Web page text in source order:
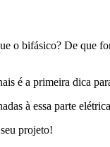
o bifásico? De que
é a primeira dica
à essa parte
projeto!